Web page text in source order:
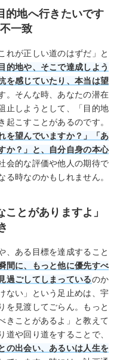
的地へ行きたいです
一致
れが正しい道のはずだ」と
的地や、そこで達成しよう
を感じていたり、本当は望
。そんな時、あなたの潜在
止しようとして、「目的地
起こすことがあるのです。
を望んでいますか？」「あ
か？」と、自分自身の本心
会的な評価や他人の期待で
る時なのかもしれません。
とがありますよ」
、ある目標を達成すること
間に、もっと他に優先すべ
過ごしてしまっているのか
ない」という足止めは、宇
を見渡してごらん。もっと
きことがあるよ」と教えて
道や回り道をすることで、
の出会い、あるいは人生を